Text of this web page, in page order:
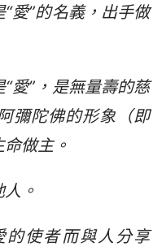
愛”的名義，出手做
愛”，是無量壽的慈
彌陀佛的形象（即
做主。
。
的使者而與人分享